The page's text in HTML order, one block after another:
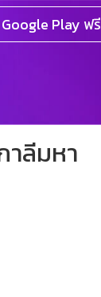
Play ฟรี
ลีมหา